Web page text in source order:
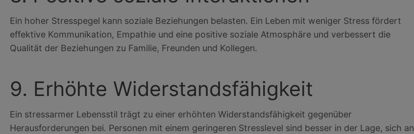
Ein hoher Stresspegel kann soziale Beziehungen belasten. Ein Leben mit weniger Stress fördert
effektive Kommunikation, Empathie und eine positive soziale Atmosphäre und verbessert die
Qualität der Beziehungen zu Familie, Freunden und Kollegen.
9. Erhöhte Widerstandsfähigkeit
Ein stressarmer Lebensstil trägt zu einer erhöhten Widerstandsfähigkeit gegenüber
Herausforderungen bei. Personen mit einem geringeren Stresslevel sind besser in der Lage, sich an